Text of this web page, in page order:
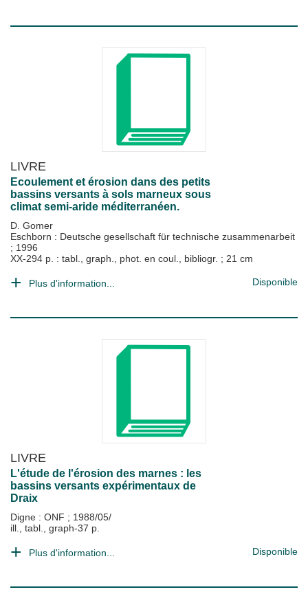
LIVRE
Ecoulement et érosion dans des petits
bassins versants à sols marneux sous
climat semi-aride méditerranéen.
D. Gomer
Eschborn : Deutsche gesellschaft für technische zusammenarbeit
; 1996
XX-294 p. : tabl., graph., phot. en coul., bibliogr. ; 21 cm
Plus d'information... Disponible
LIVRE
L'étude de l'érosion des marnes : les
bassins versants expérimentaux de
Draix
Digne : ONF ; 1988/05/
ill., tabl., graph-37 p.
Plus d'information... Disponible